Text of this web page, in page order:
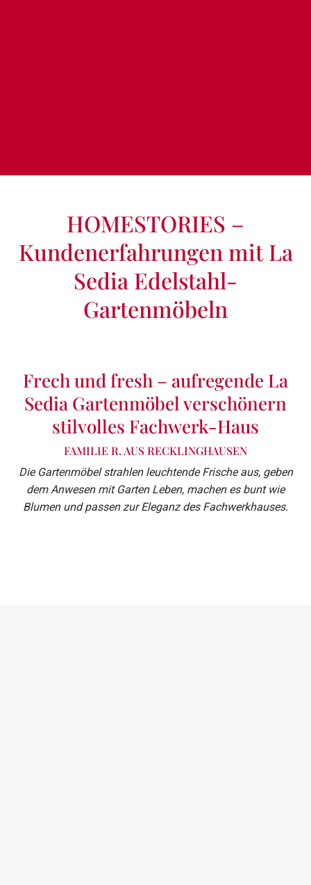
HOMESTORIES –
Kundenerfahrungen mit La
Sedia Edelstahl-
Gartenmöbeln
Frech und fresh – aufregende La
Sedia Gartenmöbel verschönern
stilvolles Fachwerk-Haus
FAMILIE R. AUS RECKLINGHAUSEN
Die Gartenmöbel strahlen leuchtende Frische aus, geben
dem Anwesen mit Garten Leben, machen es bunt wie
Blumen und passen zur Eleganz des Fachwerkhauses.